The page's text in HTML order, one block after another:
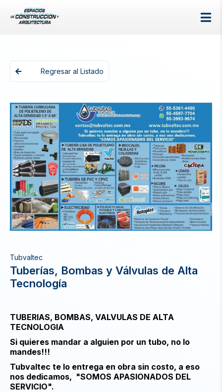
Regresar al Listado
Tubvaltec
Tuberías, Bombas y Válvulas de Alta
Tecnología
TUBERIAS, BOMBAS, VALVULAS DE ALTA
TECNOLOGIA
Si quieres mandar a alguien por un tubo, no lo
mandes!!!
Tubvaltec te lo entrega en obra sin costo, a eso
nos dedicamos, "SOMOS APASIONADOS DEL
SERVICIO".